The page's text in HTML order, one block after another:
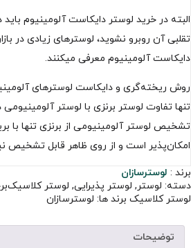
البته در خرید لوستر دایکاست آلومینیوم
تقلبی آن روبرو نشوید، لوسترهای زیادی در
دایکاست آلومینیوم معرفی میکنند.
روش ریخته‌گری و دایکاست لوسترهای
تنها تفاوت لوستر برنزی با لوستر
تشخیص لوستر آلومینیومی از برنزی تنها با
امکان‌پذیر است و از روی ظاهر قابل تشخیص
برند : لوسترسازان
دسته: لوستر, لوستر پذیرایی, لوستر کلاسیک
لوستر کلاسیک برند ها: لوسترسازان
توضیحات